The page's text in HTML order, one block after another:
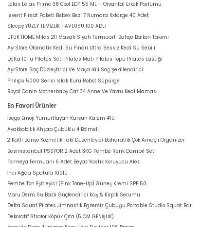
Lelas Lelas Prime 38 Cool EDP 55 ML – Oryantal Erkek Parfümü
levent Fırsat Paketi Bebek Bezi 7 Numara Xxlarge 40 Adet
Sleepy YÜZEY TEMİZLİK HAVLUSU 100 ADET
UFUK HOME Milas 211 Masalı Siyah Fermuarlı Bahçe Balkon Takımı
AyrStore Otomatik Kedi Su Pınarı Ultra Sessiz Kedi Su Sebili
Delta 10 lu Pilates Seti Pilates Matı Pilates Topu Pilates Lastiği
AyrStore Saç Düzleştirici Ve Maşa İkili Saç Şekillendirici
Philips 5000 Serisi Islak Kuru Robot Süpürge
Royal Canin Motherbaby Cat 34 Anne Ve Yavru Kedi Maması
En Favori Ürünler
İsego Emoji Yumurtlayan Kurşun Kalem 4'lü
Ayakkabılık Ahşap Çubuklu 4 Bölmeli
2 Katlı Banyo Kozmetik Takı Düzenleyici Baharatlık Çok Amaçlı Organizer
Besinistanbul PSSPOR 2 Adet 3KG Pembe Renk Dambıl Seti
Formeya Fermuarlı 6 Adet Beyaz Yastık Koruyucu Alez
İnci Ağda Spatula 100lü
Pembe Ton Eşitleyici (Pink Tone-Up) Güneş Kremi SPF 50
Maru.Derm Su Bazlı Güçlendirici Kaş & Kirpik Serumu
Delta Squat Pilates Jimnastik Egzersiz Çubuğu Portable Studio Squat Bar
Dekoratif Strafor Köpük Çıta (5 CM GENİŞLİK)